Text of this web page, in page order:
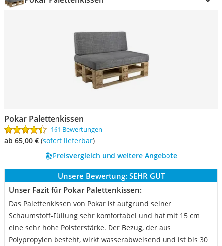
Pokar Palettenkissen
161 Bewertungen
ab 65,00 € ( Sofort lieferbar)
Preisvergleich und weitere Angebote
Unsere Bewertung: SEHR GUT
Unser Fazit für Pokar Palettenkissen:
Das Palettenkissen von Pokar ist aufgrund seiner
Schaumstoff-Füllung sehr komfortabel und hat mit 15 cm
eine sehr hohe Polsterstärke. Der Bezug, der aus
Polypropylen besteht, wirkt wasserabweisend und ist bis 30